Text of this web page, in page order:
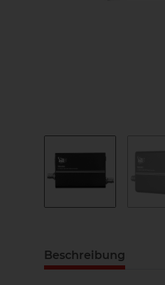
Beschreibung